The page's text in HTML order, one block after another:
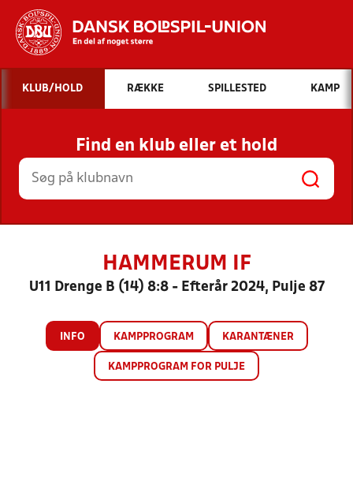
Hvad vil du søge efter?
INDHOLD OG NYHEDER
STILLINGER, RESULTATER, KLUBBER OG
HOLD
KLUB/HOLD RÆKKE SPILLESTED KAMP
Find en klub eller et hold
HAMMERUM IF
U11 Drenge B (14) 8:8 - Efterår 2024, Pulje 87
INFO KAMPPROGRAM KARANTÆNER
KAMPPROGRAM FOR PULJE